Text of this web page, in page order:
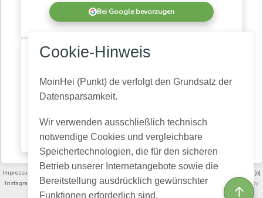
Cookie-Hinweis
MoinHei (Punkt) de verfolgt den Grundsatz der
Datensparsamkeit.
Wir verwenden ausschließlich technisch
notwendige Cookies und vergleichbare
Speichertechnologien, die für den sicheren
Betrieb unserer Internetangebote sowie die
Bereitstellung ausdrücklich gewünschter
Funktionen erforderlich sind.
Bei Google bevorzugen
MoinHei.de betreibe ich kostenlos, damit regionale
alle zugänglich bleiben. Damit daraus eine
lebendige Community wird, braucht es Menschen,
die mitlesen und mitmachen.
Kostenlos registrieren
Impressum ·Nutzungsbedingungen und Community-Regeln · Datenschutz­erklärung
[o]
Instagram
·FAQ·Moinheide.de auf Youtube·Artikelarchiv·Videoarchiv
· Powered by
HumHub
↑